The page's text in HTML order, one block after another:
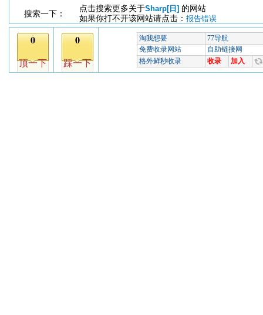
搜索一下：
点击搜索更多关于Sharp[日] 的网站
如果你打不开该网站请点击： 报告错误